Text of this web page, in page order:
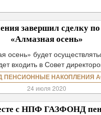
завершил сделку
«Алмазная осень»
осень» будет
входить в Совет
ПЕНСИОННЫЕ НАКОПЛЕНИЯ
24 июля 2020
с НПФ ГАЗФОНД